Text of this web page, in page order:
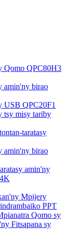
Qomo QPC80H3
amin'ny birao
USB QPC20F1
tsy misy tariby
taratasy
amin'ny birao
amin'ny
Mpijery
PPT
Qomo sy
Fitsapana sy